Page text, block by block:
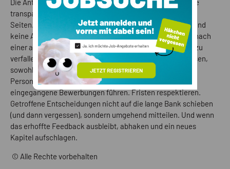
Die Antwort auf dieses Phänomen liegt auf der Hand. Eine
transparente, faire und klare Kommunikation von beiden
Seiten. Keine Angst, negative Dinge zu kommunizieren, und
keine Angst vor (nicht emotionsgeladenen) Nachfragen, nach
einer angemessenen Zeit, ohne deshalb aber in Stalking zu
verfallen. Regelmäßige Kontrolle von Bewerbungsprozessen,
sowohl vonseiten der Bewerbenden als auch von den
Personalabteilungen. Listen über herausgegebene bzw.
eingegangene Bewerbungen führen. Fristen respektieren.
Getroffene Entscheidungen nicht auf die lange Bank schieben
(und dann vergessen), sondern umgehend mitteilen. Und wenn
das erhoffte Feedback ausbleibt, abhaken und ein neues
Kapitel aufschlagen.
© Alle Rechte vorbehalten